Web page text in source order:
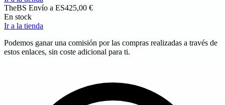
TheBS Envío a ES425,00 €
En stock
Ir a la tienda
Podemos ganar una comisión por las compras realizadas a través de
estos enlaces, sin coste adicional para ti.